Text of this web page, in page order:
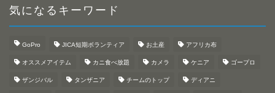
気になるキーワード
GoPro JICA短期ボランティア お土産 アフリカ布
オススメアイテム カニ食べ放題 カメラ ケニア ゴープロ
ザンジバル タンザニア チームのトップ ディアニ